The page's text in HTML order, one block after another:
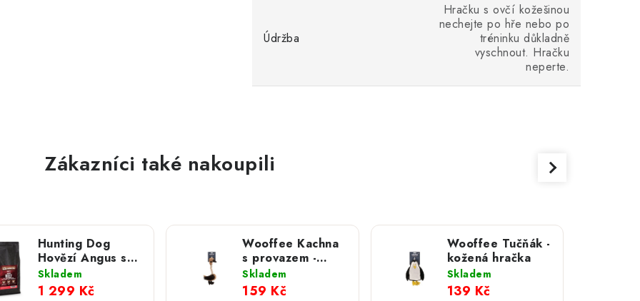
Údržba
Hračku s ovčí kožešinou
nechejte po hře nebo po
tréninku důkladně
vyschnout. Hračku
neperte.
Zákazníci také nakoupili
Hunting Dog
Hovězí Angus s
mrkví pro
štěňata; 6 kg
Skladem
1 299 Kč
Wooffee Kachna
s provazem -
přetahovací
kožená hračka
Skladem
159 Kč
Wooffee Tučňák -
kožená hračka
Skladem
139 Kč